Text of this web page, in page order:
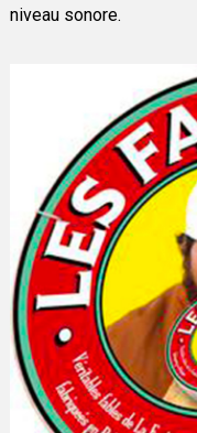
niveau sonore.